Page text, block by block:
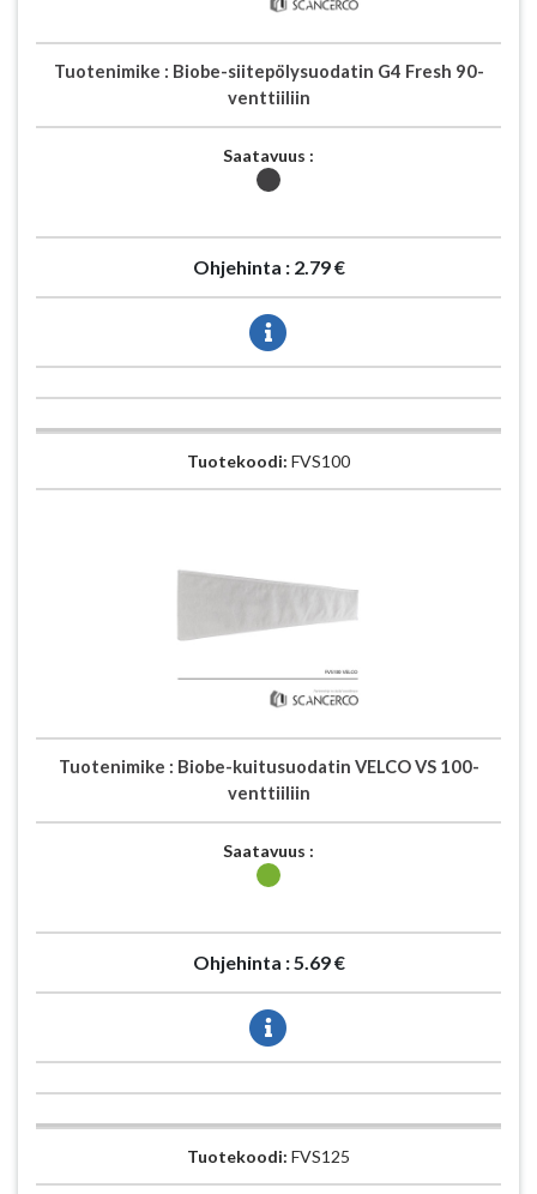
Tuotenimike : Biobe-siitepölysuodatin G4 Fresh 90-
venttiiliin
Saatavuus :
Ohjehinta : 2.79 €
Tuotekoodi: FVS100
Tuotenimike : Biobe-kuitusuodatin VELCO VS 100-
venttiiliin
Saatavuus :
Ohjehinta :5.69 €
Tuotekoodi: FVS125